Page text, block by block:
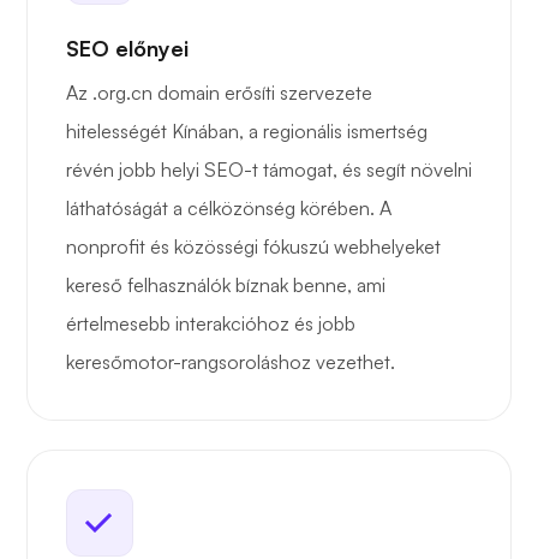
SEO előnyei
Az .org.cn domain erősíti szervezete
hitelességét Kínában, a regionális ismertség
révén jobb helyi SEO-t támogat, és segít növelni
láthatóságát a célközönség körében. A
nonprofit és közösségi fókuszú webhelyeket
kereső felhasználók bíznak benne, ami
értelmesebb interakcióhoz és jobb
keresőmotor-rangsoroláshoz vezethet.